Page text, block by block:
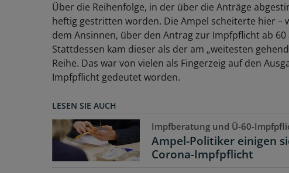
Über die Reihenfolge, in der über die Anträge
heftig gestritten worden. Die Ampel scheiterte hier –
dem Ansinnen, über den Antrag zur Impfpflicht ab
Stattdessen kam dieser als der am „weitesten
Reihe. Das war von vielen als Fingerzeig auf den
Impfpflicht gedeutet worden.
LESEN SIE AUCH
Impfberatung und Ü-60-
Ampel-Politiker einigen
Corona-Impfpflicht